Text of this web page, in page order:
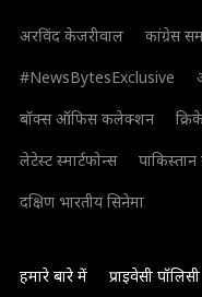
अरविंद केजरीवाल कांग्रेस
#NewsBytesExclusive
बॉक्स ऑफिस कलेक्शन
लेटेस्ट स्मार्टफोन्स
पाकिस्तान
दक्षिण भारतीय सिनेमा
हमारे बारे में प्राइवेसी पॉलिसी